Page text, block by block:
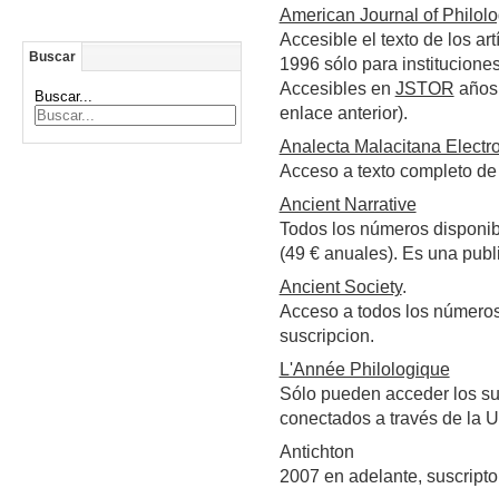
Buscar
Buscar...
American Journal of
Accesible el texto de los
1996 sólo para
Accesibles en JSTOR
enlace anterior).
Analecta Malacitana
Acceso a texto completo
Ancient Narrative
Todos los números
(49 € anuales). Es una
Ancient Society.
Acceso a todos los
suscripcion.
L'Année Philologique
Sólo pueden acceder los
conectados a través de la
Antichton
2007 en adelante,